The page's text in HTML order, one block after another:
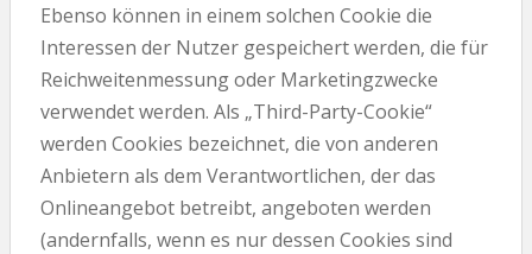
Ebenso können in einem solchen Cookie die
Interessen der Nutzer gespeichert werden, die für
Reichweitenmessung oder Marketingzwecke
verwendet werden. Als „Third-Party-Cookie“
werden Cookies bezeichnet, die von anderen
Anbietern als dem Verantwortlichen, der das
Onlineangebot betreibt, angeboten werden
(andernfalls, wenn es nur dessen Cookies sind